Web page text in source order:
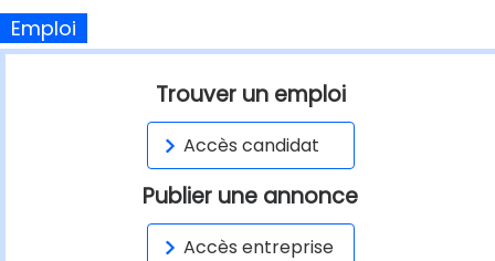
Emploi
Trouver un emploi
Accès candidat
Publier une annonce
Accès entreprise